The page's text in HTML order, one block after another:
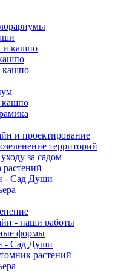
и кашпо
кашпо
кашпо
и проектирование
территорий
за садом
растений
- Сад Души
- наши работы
формы
- Сад Души
растений